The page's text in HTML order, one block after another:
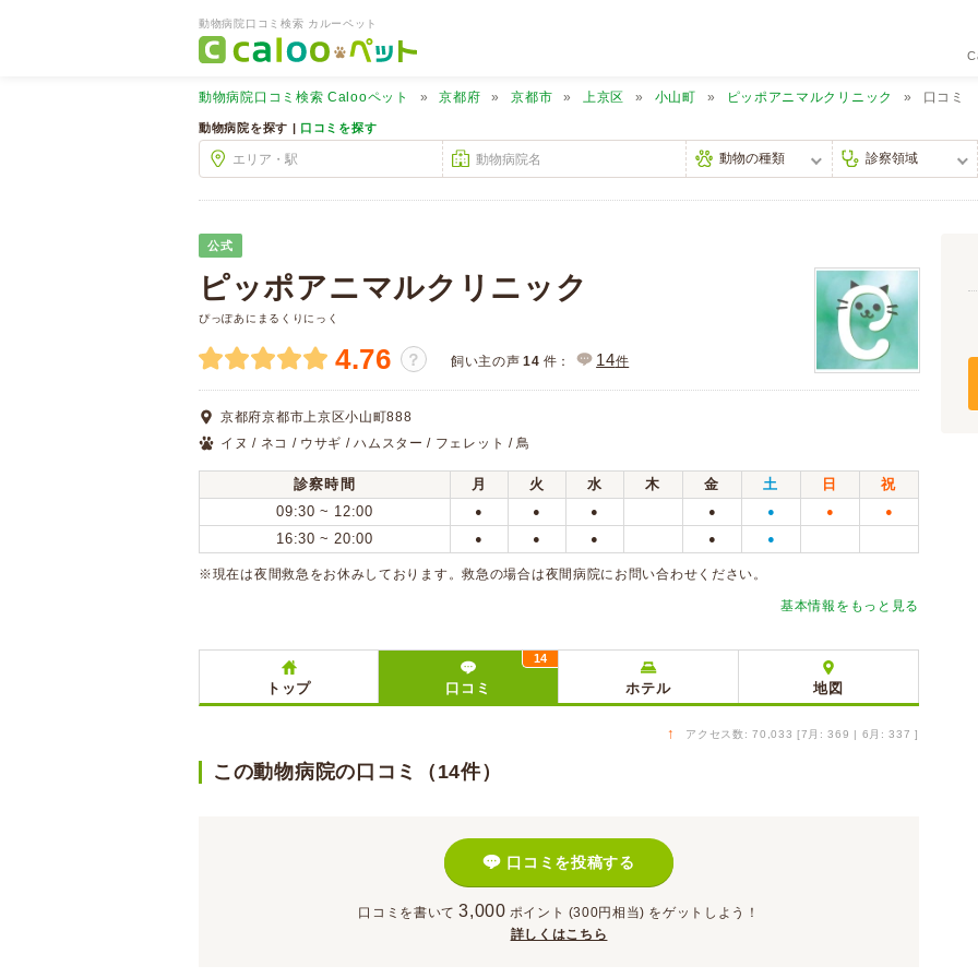
動物病院口コミ検索 カルーペット
動物病院口コミ検索 Calooペット 京都府 京都市 上京区 小山町 ピッポアニマルクリニック 口コミ
動物病院を探す | 口コミを探す
公式
ピッポアニマルクリニック
ぴっぽあにまるくりにっく
4.76 ？ 飼い主の声 14 件： 14件
京都府京都市上京区小山町888
イヌ / ネコ / ウサギ / ハムスター / フェレット / 鳥
診察時間 月 火 水 木 金 土 日
祝
09:30 ~ 12:00
● ● ● ● ● ● ●
16:30 ~ 20:00 ● ● ● ● ●
※現在は夜間救急をお休みしております。救急の場合は夜間病院にお問い合わせください。
基本情報をもっと見る
トップ 口コミ
14
ホテル 地図
↑ アクセス数: 70,033 [7月: 369 | 6月: 337 ]
この動物病院の口コミ（14件）
口コミを投稿する
口コミを書いて 3,000 ポイント (300円相当) をゲットしよう！
詳しくはこちら